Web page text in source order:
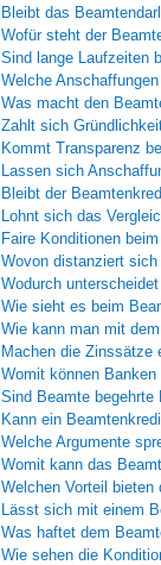
Bleibt das
Wofür steht der
Sind lange Laufzeiten
Welche
Was macht den
Zahlt sich
Kommt Transparenz
Lassen sich
Bleibt der
Lohnt sich das
Faire Konditionen
Wovon distanziert
Wodurch
Wie sieht es beim
Wie kann man mit
Machen die Zinssätze
Womit können Banken
Sind Beamte begehrte
Kann ein
Welche Argumente
Womit kann das
Welchen Vorteil bieten
Lässt sich mit einem
Was haftet dem
Wie sehen die